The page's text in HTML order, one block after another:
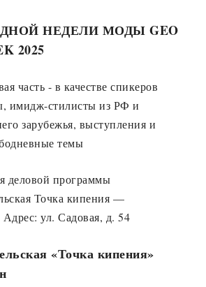
НЕДЕЛИ МОДЫ GEO
2025
часть - в качестве спикеров
имидж-стилисты из РФ и
зарубежья, выступления и
темы
деловой программы
Точка кипения —
ул. Садовая, д. 54
«Точка кипения»